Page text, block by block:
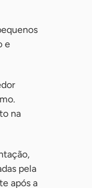
e
na
pela
após a